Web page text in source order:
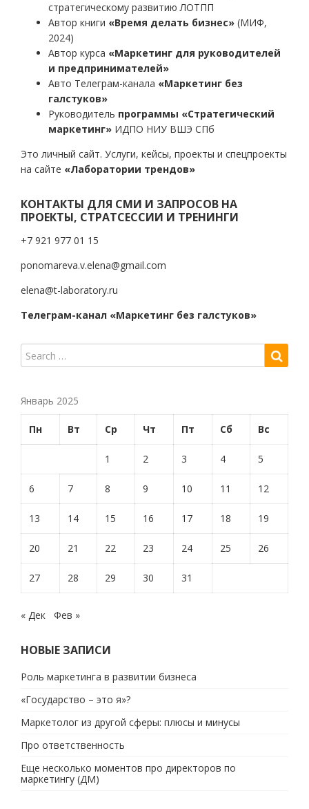
стратегическому развитию ЛОТПП
Автор книги «Время делать бизнес» (МИФ,
2024)
Автор курса «Маркетинг для руководителей
и предпринимателей»
Авто Телеграм-канала «Маркетинг без
галстуков»
Руководитель программы «Стратегический
маркетинг» ИДПО НИУ ВШЭ СПб
Это личный сайт. Услуги, кейсы, проекты и спецпроекты
на сайте «Лаборатории трендов»
КОНТАКТЫ ДЛЯ СМИ И ЗАПРОСОВ НА
ПРОЕКТЫ, СТРАТСЕССИИ И ТРЕНИНГИ
+7 921 977 01 15
ponomareva.v.elena@gmail.com
elena@t-laboratory.ru
Телеграм-канал «Маркетинг без галстуков»
Январь 2025
Пн Вт Ср Чт Пт Сб Вс
1 2 3 4 5
6 7 8 9 10 11 12
13 14 15 16 17 18 19
20 21 22 23 24 25 26
27 28 29 30 31
« Дек Фев »
НОВЫЕ ЗАПИСИ
Роль маркетинга в развитии бизнеса
«Государство – это я»?
Маркетолог из другой сферы: плюсы и минусы
Про ответственность
Еще несколько моментов про директоров по
маркетингу (ДМ)